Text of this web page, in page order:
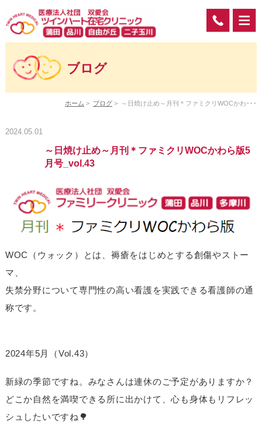
ブログ
ホーム > ブログ > ～日焼け止め～月刊＊ファミクリWOCかわ･･･
2024.05.01
～日焼け止め～月刊＊ファミクリWOCかわら版5
月号_vol.43
WOC（ウォック）とは、褥瘡をはじめとする創傷やストー
マ、
失禁分野について専門性の高い看護を実践できる看護師の通
称です。
2024年5月（Vol.43）
新緑の季節ですね。みなさんは連休のご予定がありますか？
どこか自然を満喫できる所に出かけて、心も身体もリフレッ
シュしたいですね🌳